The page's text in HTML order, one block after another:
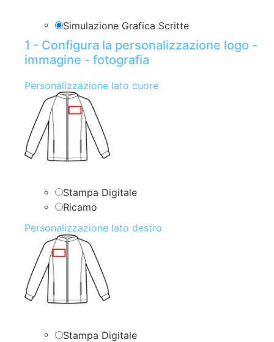
Simulazione Grafica Scritte
1 - Configura la personalizzazione logo -
immagine - fotografia
Personalizzazione lato cuore
Stampa Digitale
Ricamo
Personalizzazione lato destro
Stampa Digitale